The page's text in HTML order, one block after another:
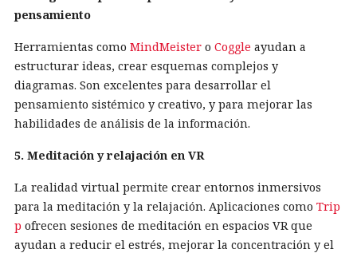
pensamiento
Herramientas como MindMeister o Coggle ayudan a
estructurar ideas, crear esquemas complejos y
diagramas. Son excelentes para desarrollar el
pensamiento sistémico y creativo, y para mejorar las
habilidades de análisis de la información.
5. Meditación y relajación en VR
La realidad virtual permite crear entornos inmersivos
para la meditación y la relajación. Aplicaciones como Trip
p ofrecen sesiones de meditación en espacios VR que
ayudan a reducir el estrés, mejorar la concentración y el